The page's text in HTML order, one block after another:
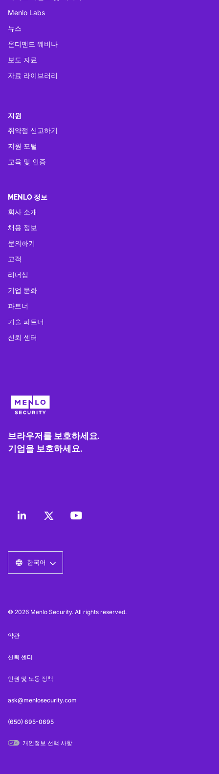
Menlo Labs
뉴스
온디맨드 웨비나
보도 자료
자료 라이브러리
지원
취약점 신고하기
지원 포털
교육 및 인증
MENLO 정보
회사 소개
채용 정보
문의하기
고객
리더십
기업 문화
파트너
기술 파트너
신뢰 센터
브라우저를 보호하세요.
기업을 보호하세요.
한국어
© 2026 Menlo Security. All rights reserved.
약관
신뢰 센터
인권 및 노동 정책
ask@menlosecurity.com
(650) 695-0695
개인정보 선택 사항